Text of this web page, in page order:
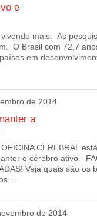
e
vivendo mais. As
O Brasil com 72,7
em
de 2014
a
CEREBRAL
o cérebro ativo -
Veja quais são os
...
de 2014